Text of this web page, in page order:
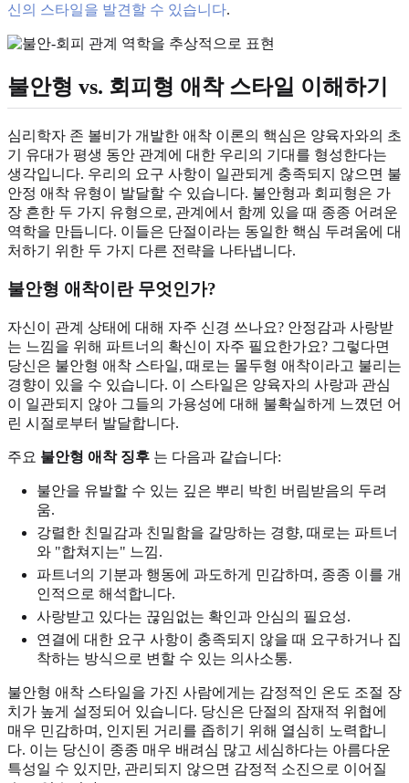
신의 스타일을 발견할 수 있습니다.
불안형 vs. 회피형 애착 스타일 이해하기
심리학자 존 볼비가 개발한 애착 이론의 핵심은 양육자와의 초
기 유대가 평생 동안 관계에 대한 우리의 기대를 형성한다는
생각입니다. 우리의 요구 사항이 일관되게 충족되지 않으면 불
안정 애착 유형이 발달할 수 있습니다. 불안형과 회피형은 가
장 흔한 두 가지 유형으로, 관계에서 함께 있을 때 종종 어려운
역학을 만듭니다. 이들은 단절이라는 동일한 핵심 두려움에 대
처하기 위한 두 가지 다른 전략을 나타냅니다.
불안형 애착이란 무엇인가?
자신이 관계 상태에 대해 자주 신경 쓰나요? 안정감과 사랑받
는 느낌을 위해 파트너의 확신이 자주 필요한가요? 그렇다면
당신은 불안형 애착 스타일, 때로는 몰두형 애착이라고 불리는
경향이 있을 수 있습니다. 이 스타일은 양육자의 사랑과 관심
이 일관되지 않아 그들의 가용성에 대해 불확실하게 느꼈던 어
린 시절로부터 발달합니다.
주요 불안형 애착 징후 는 다음과 같습니다:
불안을 유발할 수 있는 깊은 뿌리 박힌 버림받음의 두려
움.
강렬한 친밀감과 친밀함을 갈망하는 경향, 때로는 파트너
와 "합쳐지는" 느낌.
파트너의 기분과 행동에 과도하게 민감하며, 종종 이를 개
인적으로 해석합니다.
사랑받고 있다는 끊임없는 확인과 안심의 필요성.
연결에 대한 요구 사항이 충족되지 않을 때 요구하거나 집
착하는 방식으로 변할 수 있는 의사소통.
불안형 애착 스타일을 가진 사람에게는 감정적인 온도 조절 장
치가 높게 설정되어 있습니다. 당신은 단절의 잠재적 위협에
매우 민감하며, 인지된 거리를 좁히기 위해 열심히 노력합니
다. 이는 당신이 종종 매우 배려심 많고 세심하다는 아름다운
특성일 수 있지만, 관리되지 않으면 감정적 소진으로 이어질